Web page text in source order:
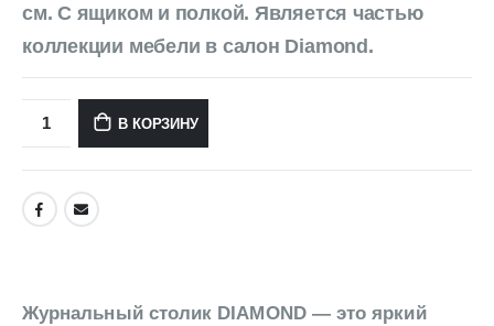
см. С ящиком и полкой. Является частью
коллекции мебели в салон Diamond.
В КОРЗИНУ
Журнальный столик DIAMOND — это яркий